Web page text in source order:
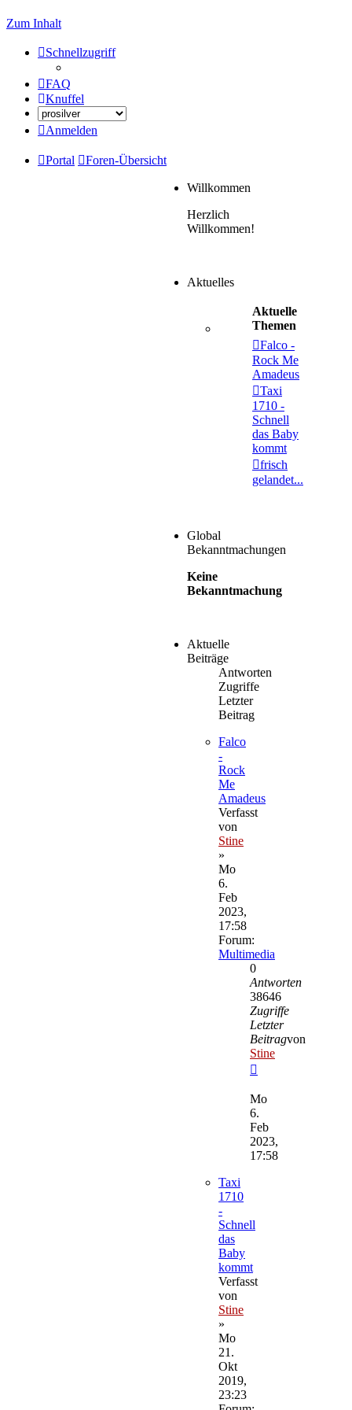
Zum Inhalt
Schnellzugriff
FAQ
Knuffel
Anmelden
Portal Foren-Übersicht
Willkommen
Herzlich
Willkommen!
Aktuelles
Aktuelle
Themen
Falco -
Rock Me
Amadeus
Taxi
1710 -
Schnell
das Baby
kommt
frisch
gelandet...
Global
Bekanntmachungen
Keine
Bekanntmachung
Aktuelle
Beiträge
Antworten
Zugriffe
Letzter
Beitrag
Falco
-
Rock
Me
Amadeus
Verfasst
von
Stine
»
Mo
6.
Feb
2023,
17:58
Forum:
Multimedia
0
Antworten
38646
Zugriffe
Letzter
Beitragvon
Stine
Beitrag
Mo
6.
Feb
2023,
17:58
Taxi
1710
-
Schnell
das
Baby
kommt
Verfasst
von
Stine
»
Mo
21.
Okt
2019,
23:23